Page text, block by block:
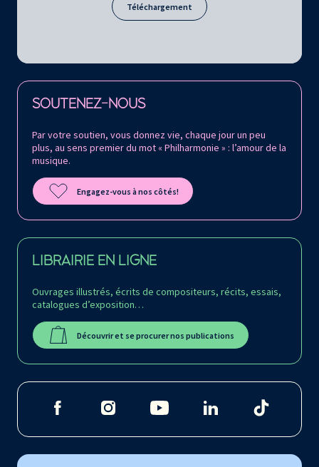
Téléchargement
SOUTENEZ-NOUS
Par votre soutien, vous donnez vie, chaque jour un peu
plus, au sens premier du mot « Philharmonie » : l’amour de la
musique.
Engagez-vous à nos côtés!
LIBRAIRIE EN LIGNE
Ouvrages illustrés, écrits de compositeurs, récits, essais,
catalogues d’exposition…
Découvrir et se procurer nos publications
Retrouvez la Philharmonie de Paris sur